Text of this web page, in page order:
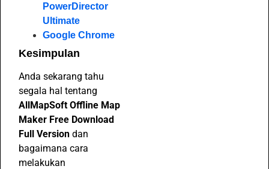
PowerDirector
Ultimate
Google Chrome
Kesimpulan
Anda sekarang tahu
segala hal tentang
AllMapSoft Offline Map
Maker Free Download
Full Version dan
bagaimana cara
melakukan